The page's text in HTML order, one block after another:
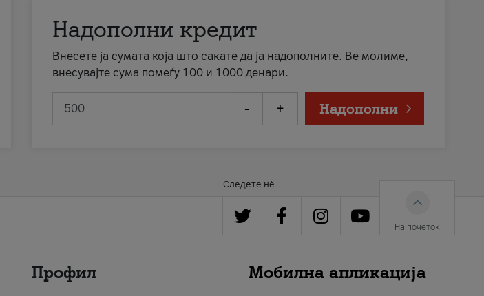
Надополни кредит
Внесете ја сумата која што сакате да ја надополните. Ве молиме,
внесувајте сума помеѓу 100 и 1000 денари.
- + Надополни
Следете нè
На почеток
Профил Мобилна апликација